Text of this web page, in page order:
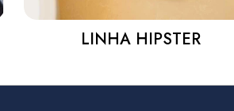
LINHA HIPSTER